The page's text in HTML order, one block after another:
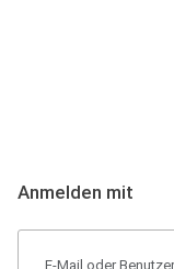
Anmelden mit